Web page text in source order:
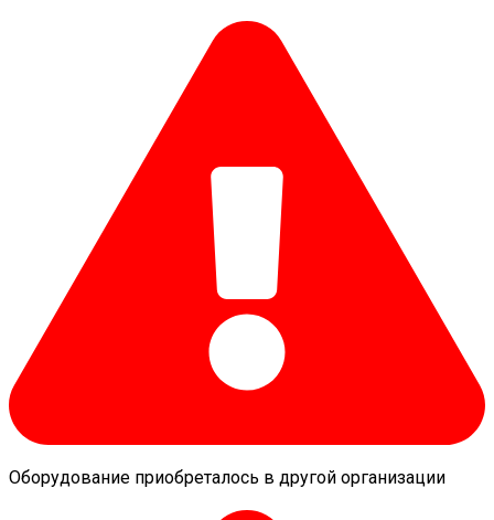
Оборудование приобреталось в другой организации